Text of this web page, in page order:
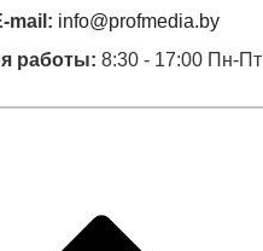
mail: info@profmedia.by
работы: 8:30 - 17:00 Пн-Пт